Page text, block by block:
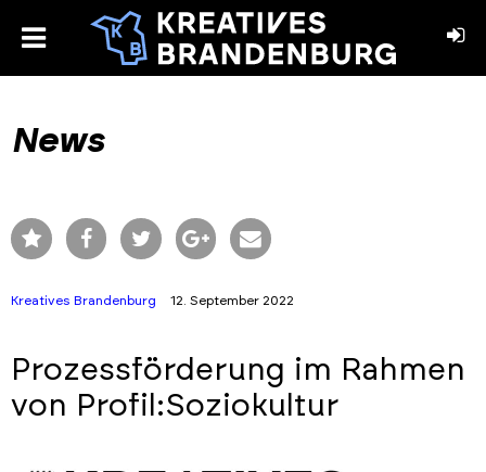
toggle
News
Kreatives Brandenburg 12. September 2022
Prozessförderung im Rahmen
von Profil:Soziokultur